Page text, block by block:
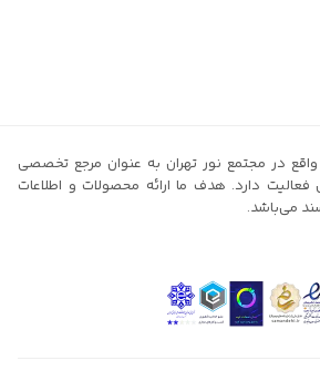
واقع در مجتمع نور تهران به عنوان مرجع تخصصی
دارد. هدف ما ارائه محصولات و اطلاعات
می‌باشد.